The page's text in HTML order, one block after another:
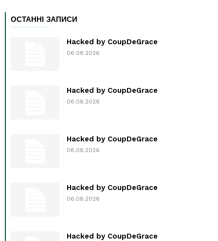
ОСТАННІ ЗАПИСИ
Hacked by CoupDeGrace
06.08.2026
Hacked by CoupDeGrace
06.08.2026
Hacked by CoupDeGrace
06.08.2026
Hacked by CoupDeGrace
06.08.2026
Hacked by CoupDeGrace